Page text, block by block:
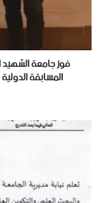
فوز جامعة الشهيد
المسابقة